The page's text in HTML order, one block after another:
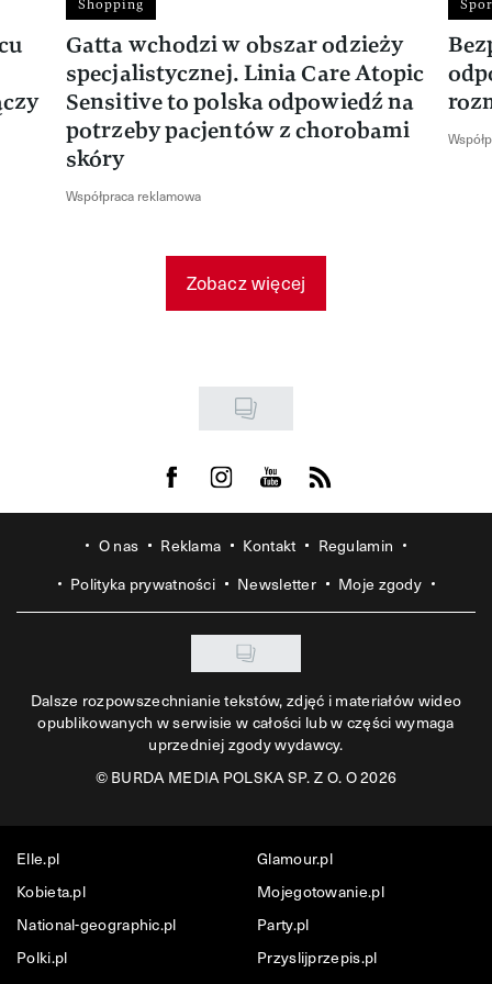
Shopping
Gatta wchodzi w obszar odzieży
specjalistycznej. Linia Care Atopic
Sensitive to polska odpowiedź na
potrzeby pacjentów z chorobami
skóry
Współpraca reklamowa
Zobacz więcej
Visit us on Facebook
Visit us on Instagram
Visit us on Youtube
Visit us on Rss
O nas Reklama Kontakt
Regulamin
Polityka prywatności
Newsletter Moje zgody
Dalsze rozpowszechnianie tekstów, zdjęć i materiałów wideo
opublikowanych w serwisie w całości lub w części wymaga
uprzedniej zgody wydawcy.
©BURDA MEDIA POLSKA SP. Z O. O 2026
Elle.pl
Glamour.pl
Kobieta.pl
Mojegotowanie.pl
National-geographic.pl
Party.pl
Polki.pl
Przyslijprzepis.pl